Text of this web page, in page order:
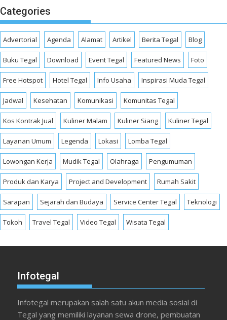
Categories
Advertorial Agenda Alamat Artikel Berita Tegal Blog
Buku Tegal Download Event Tegal Featured News Foto
Free Hotspot Hotel Tegal Info Usaha Inspirasi Muda Tegal
Jadwal Kesehatan Komunikasi Komunitas Tegal
Kos Kontrak Jual Kuliner Malam Kuliner Siang Kuliner Tegal
Layanan Umum Legenda Lokasi Lomba Tegal
Lowongan Kerja Mudik Tegal Olahraga Pengumuman
Produk dan Karya Project and Development Rumah Sakit
Sarapan Sejarah dan Budaya Service Center Tegal Teknologi
Tokoh Travel Tegal Video Tegal Wisata Tegal
Infotegal
Infotegal merupakan salah satu akun media sosial di
Tegal yang memiliki layanan sewa drone, pembuatan